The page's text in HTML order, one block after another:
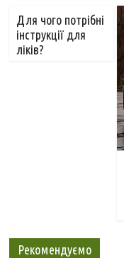
Для чого потрібні
інструкції для
ліків?
Рекомендуємо